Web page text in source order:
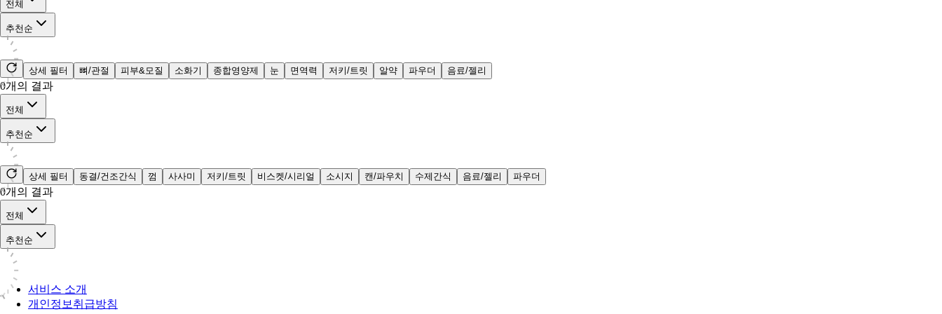
전체
추천순
상세 필터 뼈/관절 피부&모질 소화기 종합영양제 눈 면역력 저키/트릿 알약 파우더 음료/젤리
0개의 결과
전체
추천순
상세 필터 동결/건조간식 껌 사사미 저키/트릿 비스켓/시리얼 소시지 캔/파우치 수제간식 음료/젤리 파우더
0개의 결과
전체
추천순
서비스 소개
개인정보취급방침